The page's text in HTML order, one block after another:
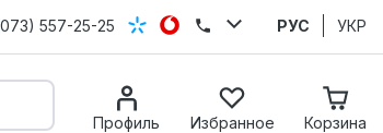
557-25-25 РУС УКР
Профиль Избранное Корзина